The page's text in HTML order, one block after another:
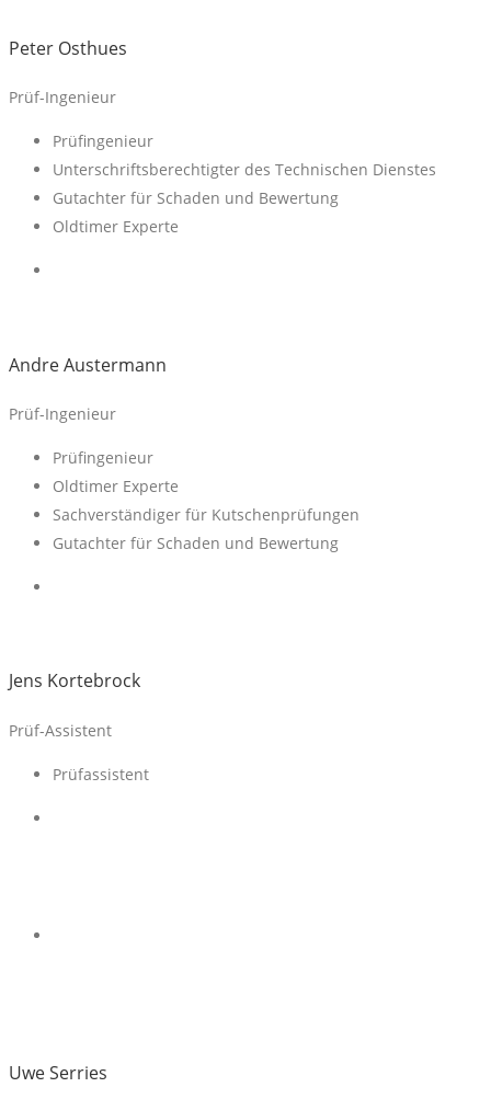
Peter Osthues
Prüf-Ingenieur
Prüfingenieur
Unterschriftsberechtigter des Technischen Dienstes
Gutachter für Schaden und Bewertung
Oldtimer Experte
Andre Austermann
Prüf-Ingenieur
Prüfingenieur
Oldtimer Experte
Sachverständiger für Kutschenprüfungen
Gutachter für Schaden und Bewertung
Jens Kortebrock
Prüf-Assistent
Prüfassistent
Uwe Serries